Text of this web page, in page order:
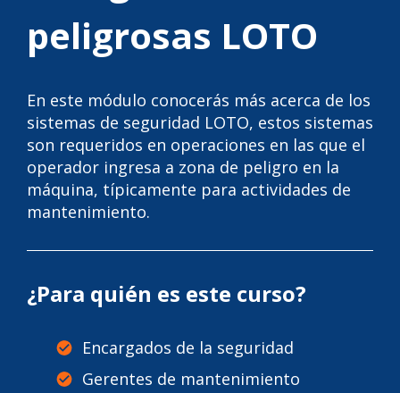
peligrosas LOTO
En este módulo conocerás más acerca de los
sistemas de seguridad LOTO, estos sistemas
son requeridos en operaciones en las que el
operador ingresa a zona de peligro en la
máquina, típicamente para actividades de
mantenimiento.
¿Para quién es este curso?
Encargados de la seguridad
Gerentes de mantenimiento